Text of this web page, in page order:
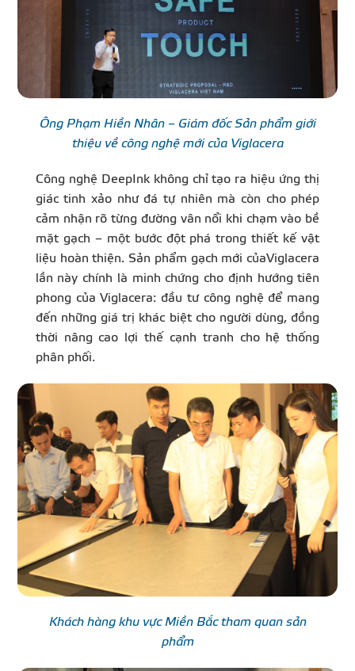
Ông Phạm Hiền Nhân – Giám đốc Sản phẩm giới
thiệu về công nghệ mới của Viglacera
Công nghệ DeepInk không chỉ tạo ra hiệu ứng thị
giác tinh xảo như đá tự nhiên mà còn cho phép
cảm nhận rõ từng đường vân nổi khi chạm vào bề
mặt gạch – một bước đột phá trong thiết kế vật
liệu hoàn thiện. Sản phẩm gạch mới củaViglacera
lần này chính là minh chứng cho định hướng tiên
phong của Viglacera: đầu tư công nghệ để mang
đến những giá trị khác biệt cho người dùng, đồng
thời nâng cao lợi thế cạnh tranh cho hệ thống
phân phối.
Khách hàng khu vực Miền Bắc tham quan sản
phẩm